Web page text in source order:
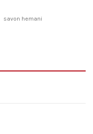
savon hemani